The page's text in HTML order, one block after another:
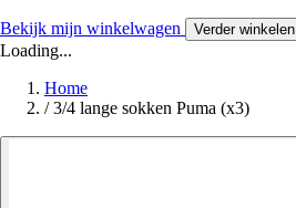
Bekijk mijn winkelwagen Verder winkelen
Loading...
Home
/ 3/4 lange sokken Puma (x3)